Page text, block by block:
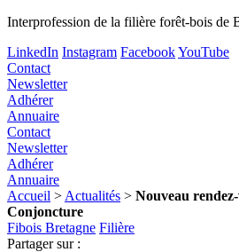
Interprofession de la filière forêt-bois de
LinkedIn Instagram FacebookYouTube
Contact
Newsletter
Adhérer
Annuaire
Contact
Newsletter
Adhérer
Annuaire
Accueil > Actualités > Nouveau
Conjoncture
Fibois Bretagne Filière
Partager sur :